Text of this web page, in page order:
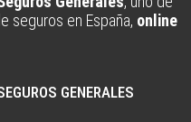
seguros en España, online
GENERALES